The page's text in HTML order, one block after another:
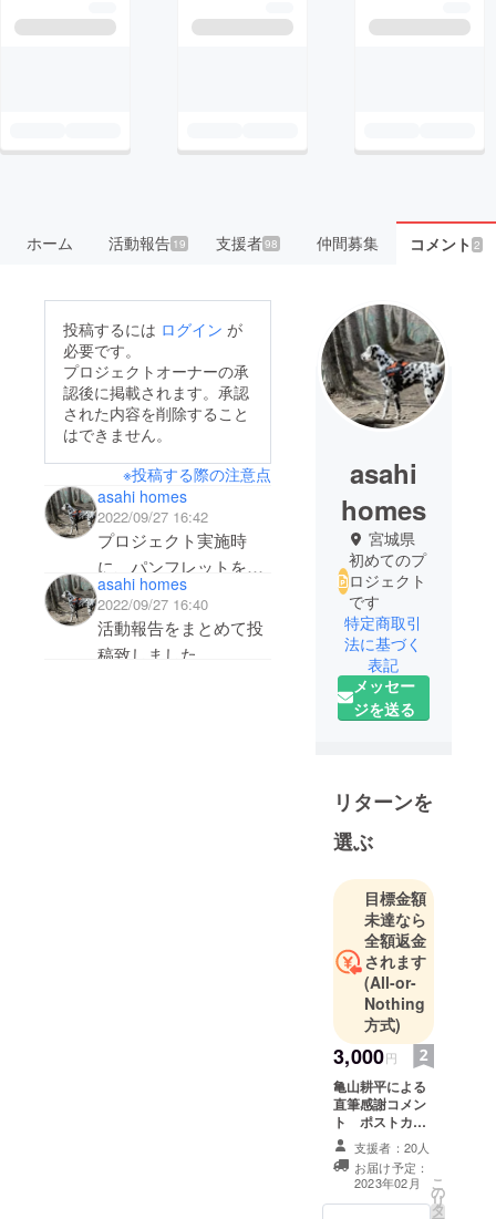
ホーム 活動報告19 支援者98 仲間募集 コメント 2
投稿するには ログイン が
必要です。
プロジェクトオーナーの承
認後に掲載されます。承認
された内容を削除すること
はできません。
※投稿する際の注意点
asahi homes
2022/09/27 16:42
プロジェクト実施時
に、パンフレットを作
成が決定致しました。
その際に、ご希望の方
は、パンフレットの裏
asahi homes
2022/09/27 16:40
活動報告をまとめて投
稿致しました。
asahi
homes
宮城県
初めてのプ
ロジェクト
です
特定商取引
法に基づく
表記
メッセー
ジを送る
リターンを
選ぶ
目標金額
未達なら
全額返金
されます
(All-or-
Nothing
方式)
3,000円
亀山耕平による
直筆感謝コメン
ト ポストカー
ドに記入し発送
させて頂きます
支援者：20人
お届け予定：
2023年02月
こ
の
リ
タ